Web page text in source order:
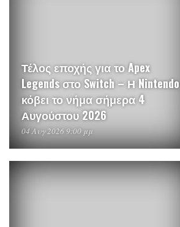
Τέλος εποχής για το Apex
Legends στο Switch – Η Nintendo
κόβει το νήμα σήμερα 4
Αυγούστου 2026
04 Αυγ 2026 9:00 μμ